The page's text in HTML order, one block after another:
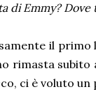
di Emmy?
il primo
rimasta
ci è voluto